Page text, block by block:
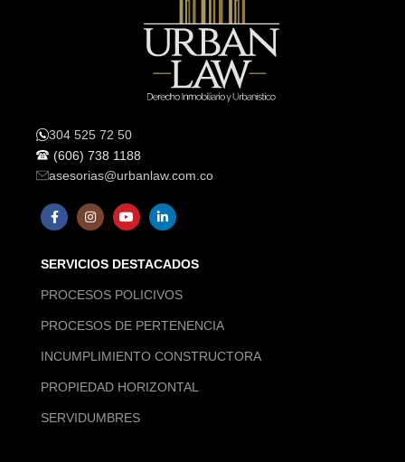
304 525 72 50
(606) 738 1188
asesorias@urbanlaw.com.co
SERVICIOS DESTACADOS
PROCESOS POLICIVOS
PROCESOS DE PERTENENCIA
INCUMPLIMIENTO CONSTRUCTORA
PROPIEDAD HORIZONTAL
SERVIDUMBRES